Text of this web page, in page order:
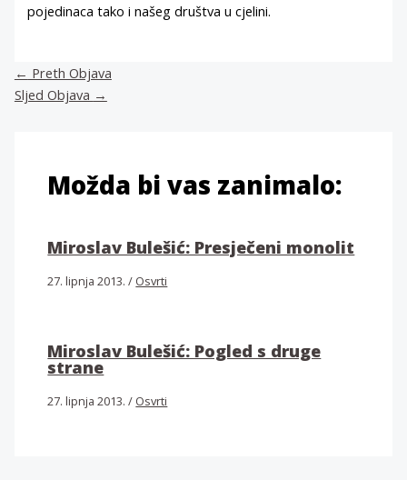
pojedinaca tako i našeg društva u cjelini.
← Preth Objava
Sljed Objava →
Možda bi vas zanimalo:
Miroslav Bulešić: Presječeni monolit
27. lipnja 2013./ Osvrti
Miroslav Bulešić: Pogled s druge
strane
27. lipnja 2013./ Osvrti